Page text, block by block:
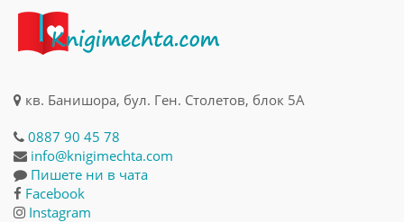
кв. Банишора, бул. Ген. Столетов, блок 5А
0887 90 45 78
info@knigimechta.com
Пишете ни в чата
Facebook
Instagram